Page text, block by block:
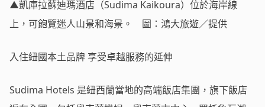
▲凱庫拉蘇迪瑪酒店（Sudima Kaikoura）位於海岸線
上，可飽覽迷人山景和海景。 圖：鴻大旅遊／提供
入住紐國本土品牌 享受卓越服務的延伸
Sudima Hotels 是紐西蘭當地的高端飯店集團，旗下飯店